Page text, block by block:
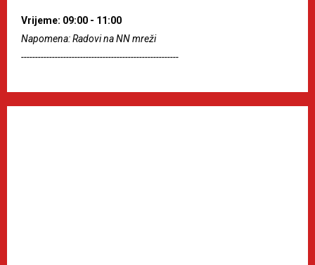
Vrijeme: 09:00 - 11:00
Napomena: Radovi na NN mreži
--------------------------------------------------------